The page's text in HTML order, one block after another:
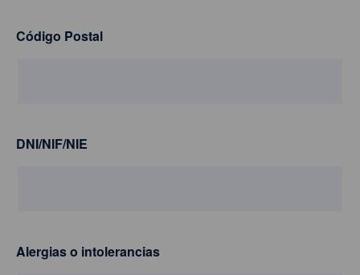
Código Postal
DNI/NIF/NIE
Alergias o intolerancias